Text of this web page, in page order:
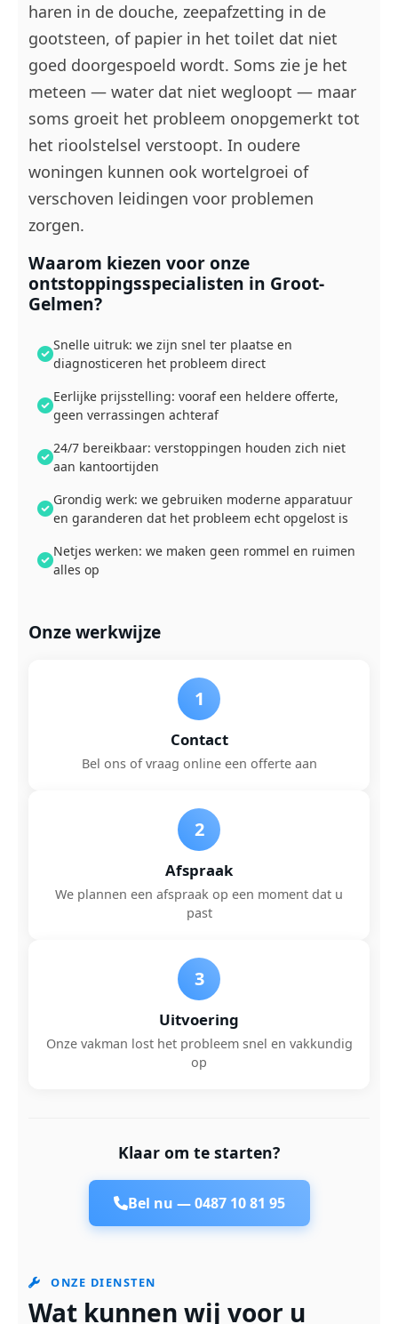
haren in de douche, zeepafzetting in de
gootsteen, of papier in het toilet dat niet
goed doorgespoeld wordt. Soms zie je het
meteen — water dat niet wegloopt — maar
soms groeit het probleem onopgemerkt tot
het rioolstelsel verstoopt. In oudere
woningen kunnen ook wortelgroei of
verschoven leidingen voor problemen
zorgen.
Waarom kiezen voor onze
ontstoppingsspecialisten in Groot-
Gelmen?
Snelle uitruk: we zijn snel ter plaatse en
diagnosticeren het probleem direct
Eerlijke prijsstelling: vooraf een heldere offerte,
geen verrassingen achteraf
24/7 bereikbaar: verstoppingen houden zich niet
aan kantoortijden
Grondig werk: we gebruiken moderne apparatuur
en garanderen dat het probleem echt opgelost is
Netjes werken: we maken geen rommel en ruimen
alles op
Onze werkwijze
1
Contact
Bel ons of vraag online een offerte aan
2
Afspraak
We plannen een afspraak op een moment dat u
past
3
Uitvoering
Onze vakman lost het probleem snel en vakkundig
op
Klaar om te starten?
Bel nu —0487 10 81 95
ONZE DIENSTEN
Wat kunnen wij voor u